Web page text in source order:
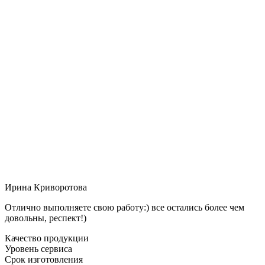
Ирина Криворотова
Отлично выполняете свою работу:) все остались более чем
довольны, респект!)
Качество продукции
Уровень сервиса
Срок изготовления